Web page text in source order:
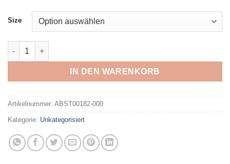
Size
ATOMIC - SAVOR XC SKINTEC med + SP BLAC BLACK/GREY/
IN DEN WARENKORB
Artikelnummer: ABST00182-000
Kategorie: Unkategorisiert